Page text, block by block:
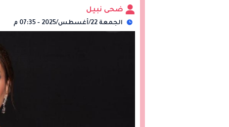
ضحى نبيل
الجمعة 22/أغسطس/2025 - 07:35 م